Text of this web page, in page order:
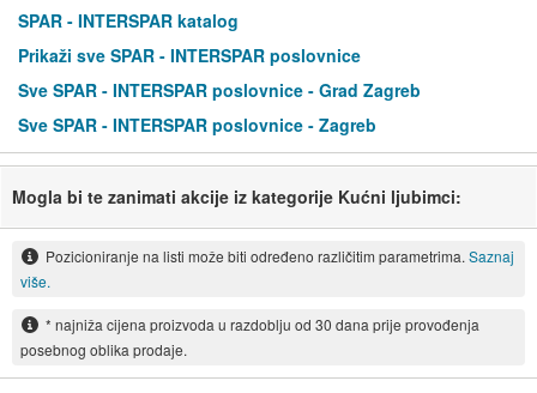
SPAR - INTERSPAR katalog
Prikaži sve SPAR - INTERSPAR poslovnice
Sve SPAR - INTERSPAR poslovnice - Grad Zagreb
Sve SPAR - INTERSPAR poslovnice - Zagreb
Mogla bi te zanimati akcije iz kategorije Kućni ljubimci:
Pozicioniranje na listi može biti određeno različitim parametrima. Saznaj
više.
* najniža cijena proizvoda u razdoblju od 30 dana prije provođenja
posebnog oblika prodaje.